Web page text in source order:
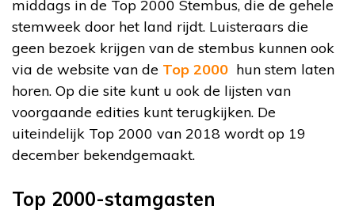
middags in de Top 2000 Stembus, die de gehele
stemweek door het land rijdt. Luisteraars die
geen bezoek krijgen van de stembus kunnen ook
via de website van de Top 2000 hun stem laten
horen. Op die site kunt u ook de lijsten van
voorgaande edities kunt terugkijken. De
uiteindelijk Top 2000 van 2018 wordt op 19
december bekendgemaakt.
Top 2000-stamgasten